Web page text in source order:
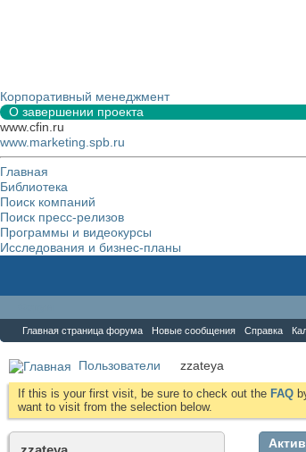
Корпоративный менеджмент
О завершении проекта
www.cfin.ru
www.marketing.spb.ru
Главная
Библиотека
Поиск компаний
Поиск пресс-релизов
Программы и видеокурсы
Исследования и бизнес-планы
Главная страница форума Новые сообщения Справка
Пользователи zzateya
If this is your first visit, be sure to check out the FAQ
want to visit from the selection below.